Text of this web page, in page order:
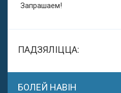
Запрашаем!
ПАДЗЯЛІЦЦА:
БОЛЕЙ НАВІН